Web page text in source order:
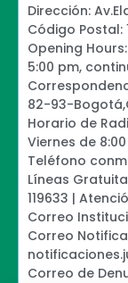
Dirección:
Código Postal:
Opening
5:00 pm,
82-93-
Horario de
Viernes de
Teléfono
Líneas
119633 |
Correo
Correo
Correo de